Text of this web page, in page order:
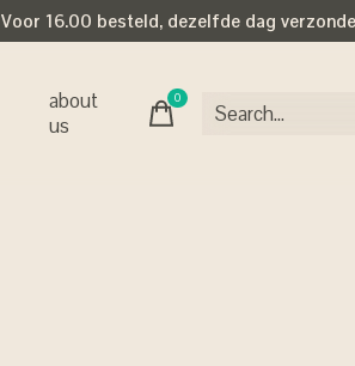
Voor 16.00 besteld, dezelfde dag
about
us
0items